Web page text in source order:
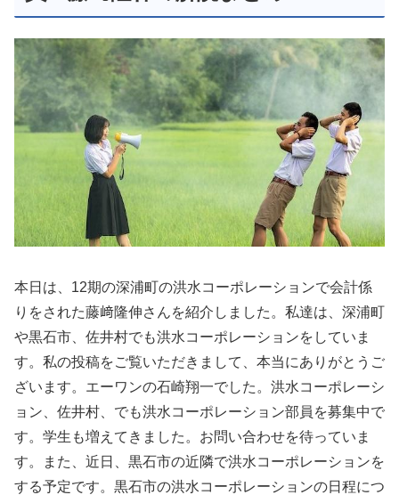
本日は、12期の深浦町の洪水コーポレーションで会計係
りをされた藤﨑隆伸さんを紹介しました。私達は、深浦町
や黒石市、佐井村でも洪水コーポレーションをしていま
す。私の投稿をご覧いただきまして、本当にありがとうご
ざいます。エーワンの石崎翔一でした。洪水コーポレーシ
ョン、佐井村、でも洪水コーポレーション部員を募集中で
す。学生も増えてきました。お問い合わせを待っていま
す。また、近日、黒石市の近隣で洪水コーポレーションを
する予定です。黒石市の洪水コーポレーションの日程につ